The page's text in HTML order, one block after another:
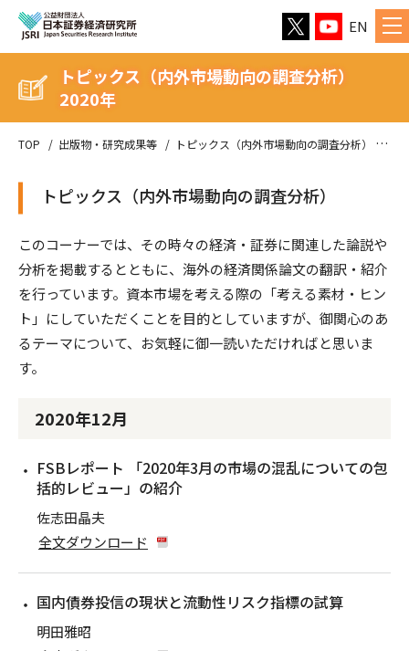
EN
TOP 出版物・研究成果等 トピックス（内外市場動向の調査分析）
トピックス（内外市場動向の調査分析）
2020年
トピックス（内外市場動向の調査分析）
このコーナーでは、その時々の経済・証券に関連した論説や
分析を掲載するとともに、海外の経済関係論文の翻訳・紹介
を行っています。資本市場を考える際の「考える素材・ヒン
ト」にしていただくことを目的としていますが、御関心のあ
るテーマについて、お気軽に御一読いただければと思いま
す。
2020年12月
FSBレポート 「2020年3月の市場の混乱についての包
括的レビュー」の紹介
佐志田晶夫
全文ダウンロード
国内債券投信の現状と流動性リスク指標の試算
明田雅昭